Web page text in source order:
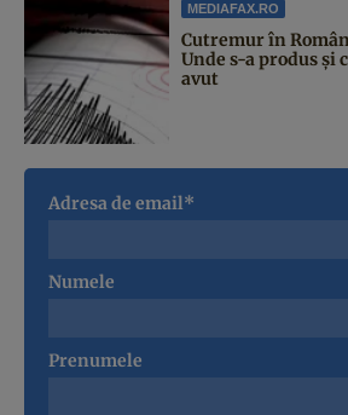
MEDIAFAX.RO
Cutremur în
Unde s-a produs și
avut
Adresa de email*
Numele
Prenumele